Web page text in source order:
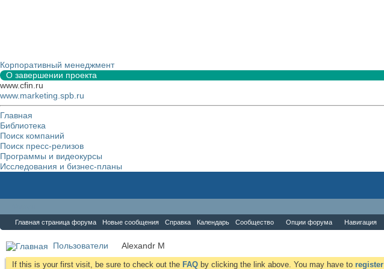
Корпоративный менеджмент
О завершении проекта
www.cfin.ru
www.marketing.spb.ru
Главная
Библиотека
Поиск компаний
Поиск пресс-релизов
Программы и видеокурсы
Исследования и бизнес-планы
Главная страница форума Новые сообщения Справка Календарь Сообщество Опции форума Навигация
Пользователи Alexandr M
If this is your first visit, be sure to check out the FAQ by clicking the link above. You may have to register